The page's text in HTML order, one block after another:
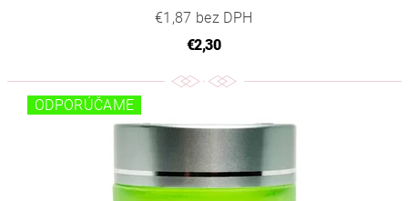
€1,87 bez DPH
€2,30
ODPORÚČAME